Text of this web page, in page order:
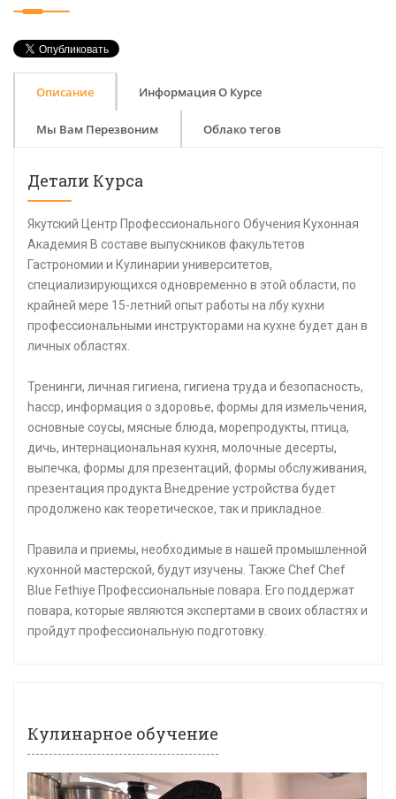
Описание Информация О Курсе
Мы Вам Перезвоним Облако тегов
Детали Курса
Якутский Центр Профессионального Обучения Кухонная
Академия В составе выпускников факультетов
Гастрономии и Кулинарии университетов,
специализирующихся одновременно в этой области, по
крайней мере 15-летний опыт работы на лбу кухни
профессиональными инструкторами на кухне будет дан в
личных областях.
Тренинги, личная гигиена, гигиена труда и безопасность,
haccp, информация о здоровье, формы для измельчения,
основные соусы, мясные блюда, морепродукты, птица,
дичь, интернациональная кухня, молочные десерты,
выпечка, формы для презентаций, формы обслуживания,
презентация продукта Внедрение устройства будет
продолжено как теоретическое, так и прикладное.
Правила и приемы, необходимые в нашей промышленной
кухонной мастерской, будут изучены. Также Chef Chef
Blue Fethiye Профессиональные повара. Его поддержат
повара, которые являются экспертами в своих областях и
пройдут профессиональную подготовку.
Кулинарное обучение